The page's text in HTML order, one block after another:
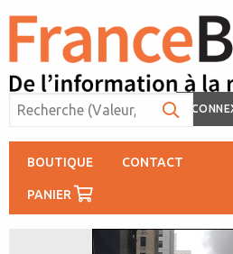
BOUTIQUE CONTACT
PANIER